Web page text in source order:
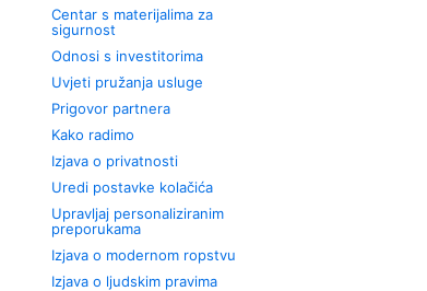
Centar s materijalima za
sigurnost
Odnosi s investitorima
Uvjeti pružanja usluge
Prigovor partnera
Kako radimo
Izjava o privatnosti
Uredi postavke kolačića
Upravljaj personaliziranim
preporukama
Izjava o modernom ropstvu
Izjava o ljudskim pravima